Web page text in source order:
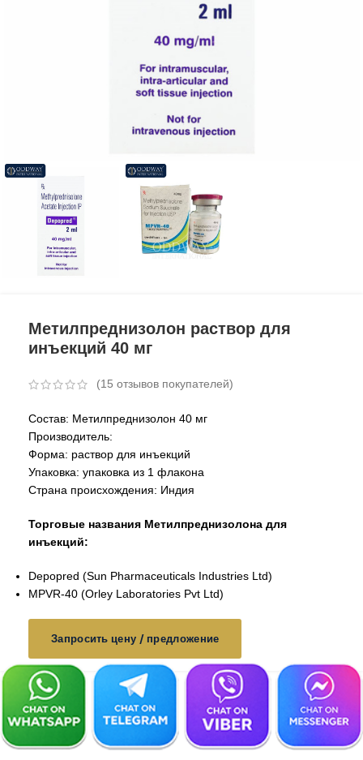
Метилпреднизолон раствор для
инъекций 40 мг
(15 отзывов покупателей)
Состав: Метилпреднизолон 40 мг
Производитель:
Форма: раствор для инъекций
Упаковка: упаковка из 1 флакона
Страна происхождения: Индия
Торговые названия Метилпреднизолона для
инъекций:
Depopred (Sun Pharmaceuticals Industries Ltd)
MPVR-40 (Orley Laboratories Pvt Ltd)
Запросить цену / предложение